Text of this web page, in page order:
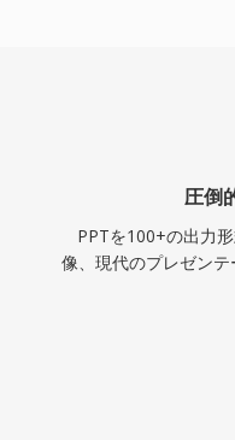
圧倒
PPTを100+の出力
像、現代のプレゼン